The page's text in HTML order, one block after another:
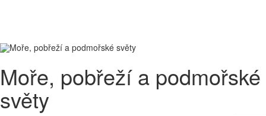
Moře, pobřeží a podmořské
světy